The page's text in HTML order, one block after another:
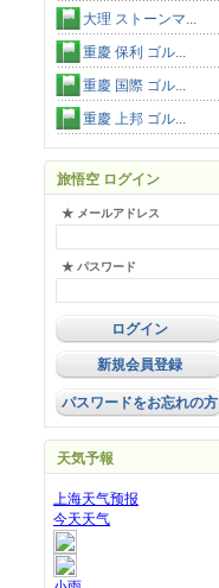
大理 ストーンマ...
重慶 保利 ゴル...
重慶 国際 ゴル...
重慶 上邦 ゴル...
旅悟空 ログイン
★ メールアドレス
★ パスワード
新規会員登録
パスワードをお忘れの方
天気予報